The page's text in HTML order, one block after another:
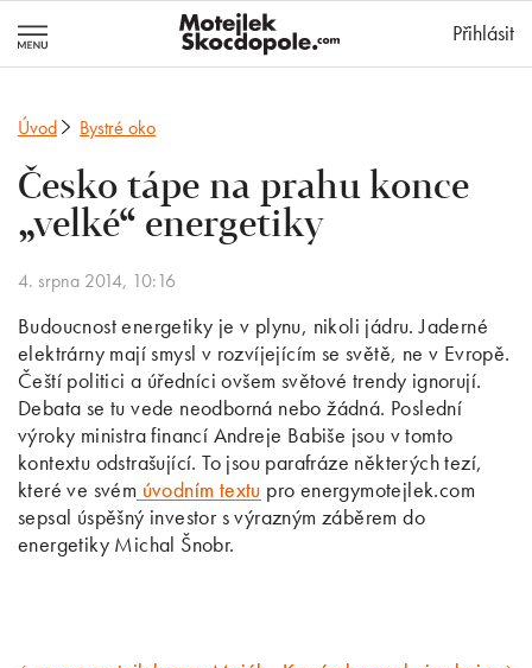
Přihlásit
Úvod Bystré oko
Česko tápe na prahu konce
„velké“ energetiky
4. srpna 2014, 10:16
Budoucnost energetiky je v plynu, nikoli jádru. Jaderné
elektrárny mají smysl v rozvíjejícím se světě, ne v Evropě.
Čeští politici a úředníci ovšem světové trendy ignorují.
Debata se tu vede neodborná nebo žádná. Poslední
výroky ministra financí Andreje Babiše jsou v tomto
kontextu odstrašující. To jsou parafráze některých tezí,
které ve svém úvodním textu pro energymotejlek.com
sepsal úspěšný investor s výrazným záběrem do
energetiky Michal Šnobr.